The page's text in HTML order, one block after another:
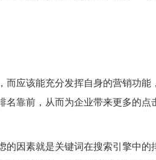
应该能充分发挥自身的营销功能
靠前，从而为企业带来更多的
因素就是关键词在搜索引擎中